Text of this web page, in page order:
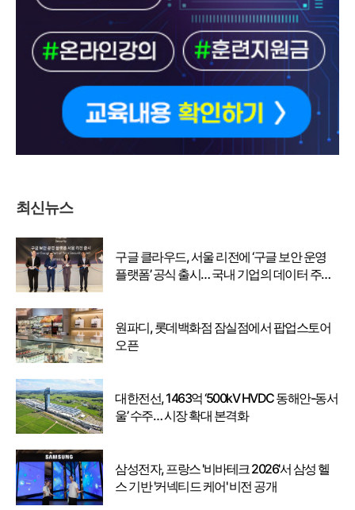
최신뉴스
구글 클라우드, 서울 리전에 ‘구글 보안 운영
플랫폼’ 공식 출시… 국내 기업의 데이터 주권
원파디, 롯데백화점 잠실점에서 팝업스토어
오픈
대한전선, 1463억 ‘500kV HVDC 동해안-동서
울’ 수주… 시장 확대 본격화
삼성전자, 프랑스 '비바테크 2026'서 삼성 헬
스 기반 '커넥티드 케어' 비전 공개